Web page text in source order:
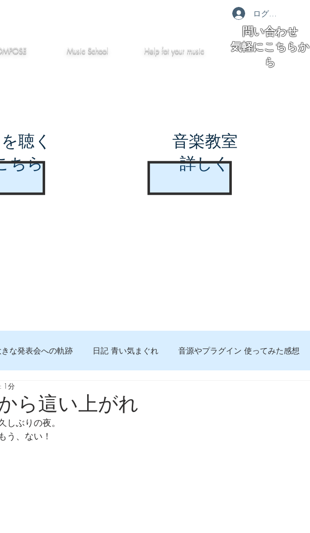
Music School Helpfot your music
ログイン
問い合わせ
気軽にこちらか
ら
聴く
ちら
音楽教室
詳しく
な発表会への軌跡 日記 青い気まぐれ 音源やプラグイン 使ってみた感想
っておきたいコト
食べんじーの美味しい記事
ら這い上がれ
1分
しぶりの夜。
う、ない！